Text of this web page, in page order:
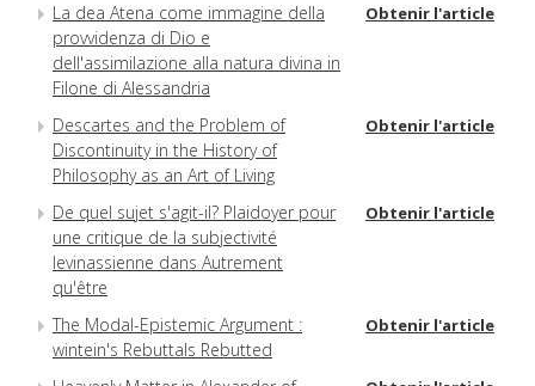
La dea Atena come immagine della
provvidenza di Dio e
dell'assimilazione alla natura divina in
Filone di Alessandria
Obtenir l'article
Descartes and the Problem of
Discontinuity in the History of
Philosophy as an Art of Living
Obtenir l'article
De quel sujet s'agit-il? Plaidoyer pour
une critique de la subjectivité
levinassienne dans Autrement
qu'être
Obtenir l'article
The Modal-Epistemic Argument :
wintein's Rebuttals Rebutted
Obtenir l'article